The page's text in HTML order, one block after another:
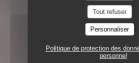
Tout refuser
Personnaliser
Politique de protection des
personnel